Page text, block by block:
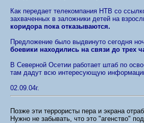
Как передает телекомпания НТВ со
захваченных в заложники детей на
коридора пока отказываются.
Предложение было выдвинуто сегодня
боевики находились на связи до трех
В Северной Осетии работает штаб по
там дадут всю интересующую
02.09.04г.
Позже эти террористы пера и экрана
Нужно не забывать, что это "агенство"